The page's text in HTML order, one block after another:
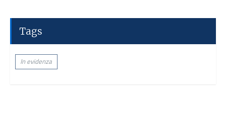
Tags
In evidenza